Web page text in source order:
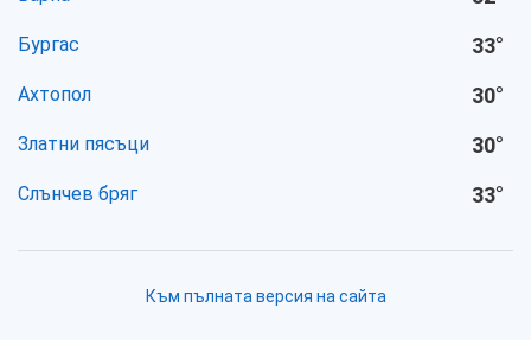
Бургас 33°
Ахтопол 30°
Златни пясъци 30°
Слънчев бряг 33°
Към пълната версия на сайта